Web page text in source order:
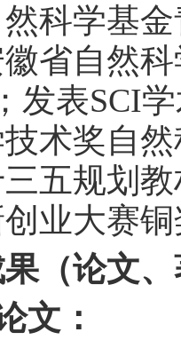
科学基
省自然
发表SCI
术奖自
五规划
业大赛
（论文
文：